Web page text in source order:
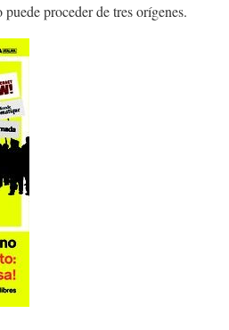
proceder de tres orígenes.